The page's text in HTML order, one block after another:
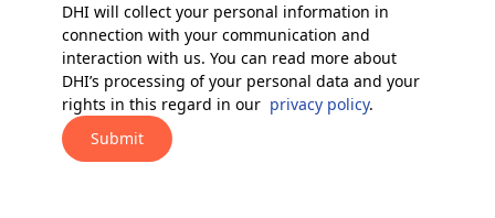
DHI will collect your personal information in
connection with your communication and
interaction with us. You can read more about
DHI’s processing of your personal data and your
rights in this regard in our privacy policy.
Submit